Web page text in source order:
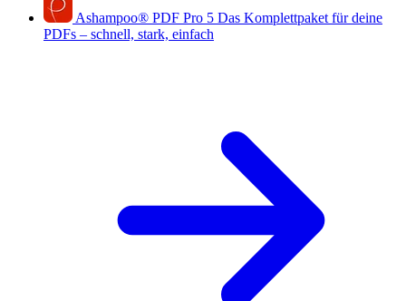
Ashampoo® PDF Pro 5 Das Komplettpaket für deine
PDFs – schnell, stark, einfach